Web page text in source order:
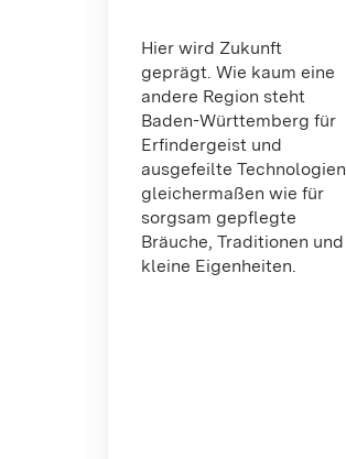
Hier wird Zukunft
geprägt. Wie kaum eine
andere Region steht
Baden-Württemberg für
Erfindergeist und
ausgefeilte Technologien
gleichermaßen wie für
sorgsam gepflegte
Bräuche, Traditionen und
kleine Eigenheiten.